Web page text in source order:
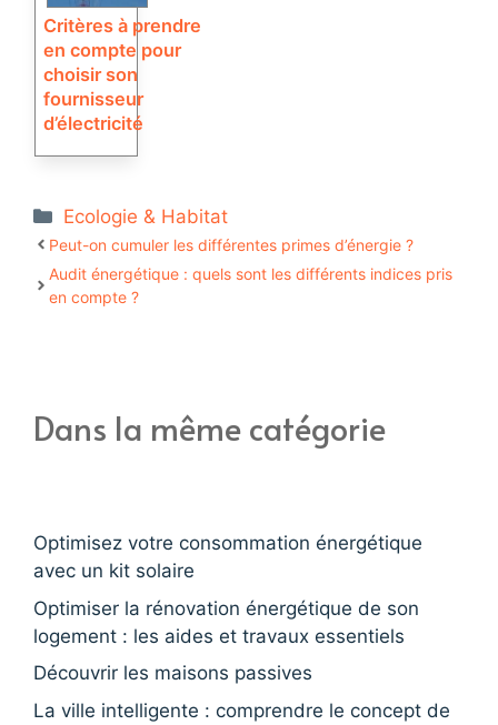
Critères à prendre
en compte pour
choisir son
fournisseur
d’électricité
Catégories
Ecologie & Habitat
Peut-on cumuler les différentes primes d’énergie ?
Audit énergétique : quels sont les différents indices pris
en compte ?
Dans la même catégorie
Optimisez votre consommation énergétique
avec un kit solaire
Optimiser la rénovation énergétique de son
logement : les aides et travaux essentiels
Découvrir les maisons passives
La ville intelligente : comprendre le concept de